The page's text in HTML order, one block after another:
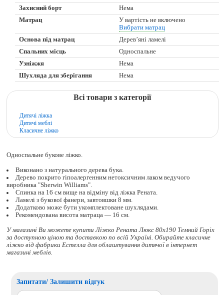
Захисний борт
Нема
Матрац
У вартість не включено
Вибрати матрац
Основа під матрац
Дерев’яні ламелі
Спальних місць
Односпальне
Узніжжя
Нема
Шухляда для зберігання
Нема
Всі товари з категорії
Дитячі ліжка
Дитячі меблі
Класичне ліжко
Односпальне букове ліжко.
Виконано з натурального дерева бука.
Дерево покрито гіпоалергенним нетоксичним лаком ведучого
виробника "Sherwin Williams".
Спинка на 16 см вище на відміну від ліжка Рената.
Ламелі з букової фанери, завтовшки 8 мм.
Додатково може бути укомплектоване шухлядами.
Рекомендована висота матраца — 16 см.
У магазині Ви можете купити Ліжко Рената Люкс 80x190 Темний Горіх
за доступною ціною та доставкою по всій Україні. Обирайте класичне
ліжковід фабрики Естелла для облаштування дитячої в інтернет
магазині меблів.
Запитати/ Залишити відгук